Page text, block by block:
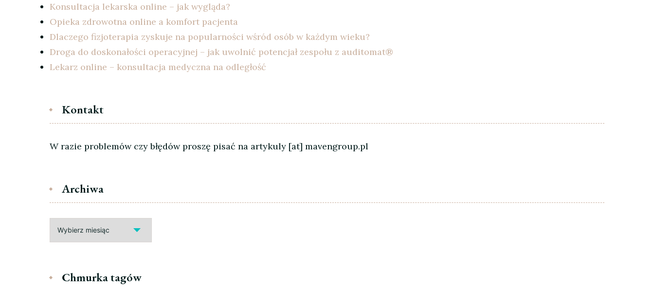
Konsultacja lekarska online – jak wygląda?
Opieka zdrowotna online a komfort pacjenta
Dlaczego fizjoterapia zyskuje na popularności wśród osób w każdym wieku?
Droga do doskonałości operacyjnej – jak uwolnić potencjał zespołu z auditomat®
Lekarz online – konsultacja medyczna na odległość
Kontakt
W razie problemów czy błędów proszę pisać na artykuly [at] mavengroup.pl
Archiwa
Chmurka tagów